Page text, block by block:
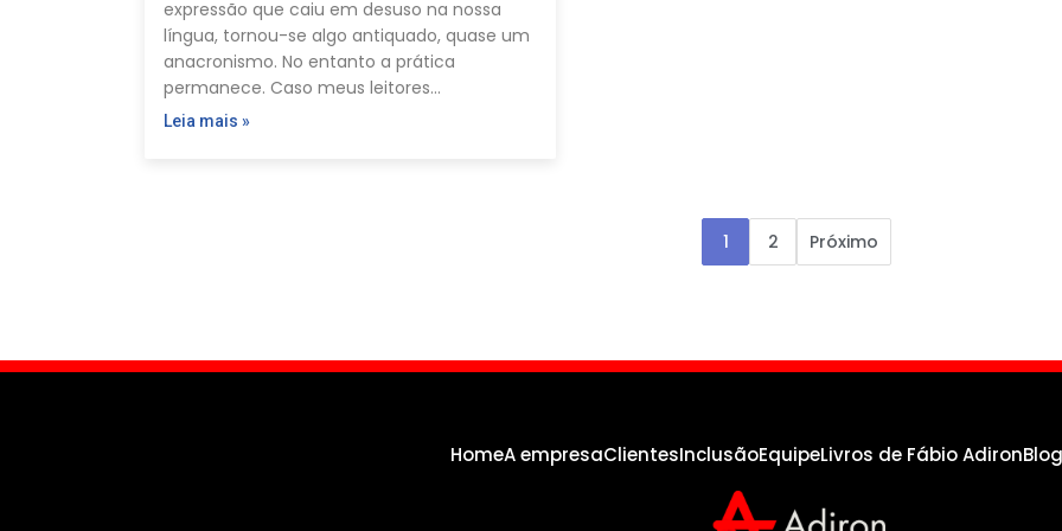
expressão que caiu em desuso na nossa
língua, tornou-se algo antiquado, quase um
anacronismo. No entanto a prática
permanece. Caso meus leitores…
Leia mais »
1 2 Próximo
HomeA empresaClientesInclusãoEquipeLivros de Fábio AdironBlog